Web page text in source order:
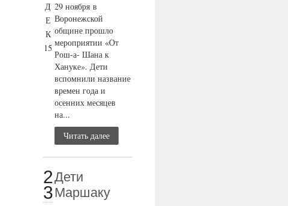
Д
Е
К
15
29 ноября в
Воронежской
общине прошло
мероприятии «От
Рош-а- Шана к
Хануке». Дети
вспомнили название
времен года и
осенних месяцев
на...
Читать далее
2
3
Дети
Маршаку